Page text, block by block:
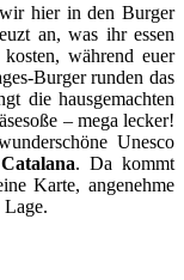
hier in den Burger
an, was ihr essen
während euer
Burger runden das
die hausgemachten
– mega lecker!
Unesco
. Da kommt
Karte, angenehme
Lage.